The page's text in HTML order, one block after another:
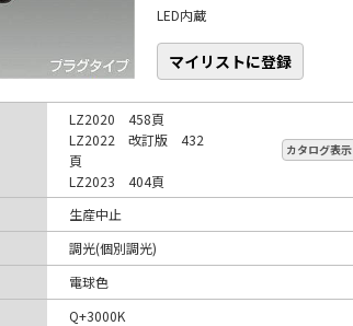
LED内蔵
マイリストに登録
LZ2020 458頁
LZ2022 改訂版 432
頁
LZ2023 404頁
カタログ表示
生産中止
調光(個別調光)
電球色
Q+3000K